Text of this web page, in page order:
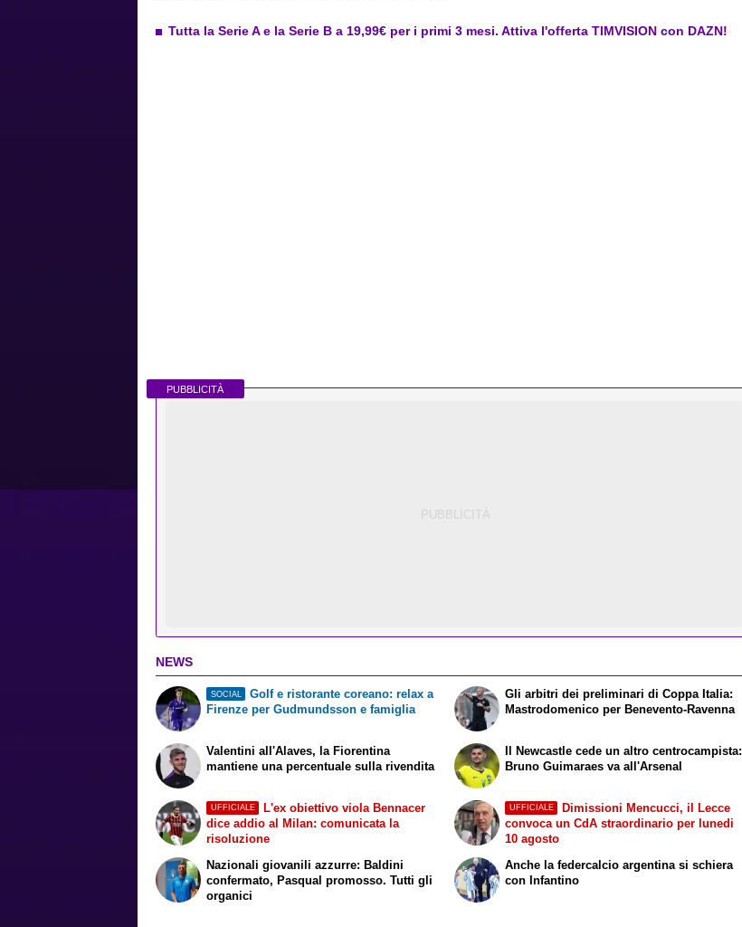
Tutta la Serie A e la Serie B a 19,99€ per i primi 3 mesi. Attiva l'offerta TIMVISION con DAZN!
PUBBLICITÀ
NEWS
SOCIAL
Golf e ristorante coreano: relax a
Firenze per Gudmundsson e famiglia
Valentini all'Alaves, la Fiorentina
mantiene una percentuale sulla rivendita
Gli arbitri dei preliminari di Coppa Italia:
Mastrodomenico per Benevento-Ravenna
Il Newcastle cede un altro centrocampista:
Bruno Guimaraes va all'Arsenal
UFFICIALE
L'ex obiettivo viola Bennacer
dice addio al Milan: comunicata la
risoluzione
Nazionali giovanili azzurre: Baldini
confermato, Pasqual promosso. Tutti gli
organici
UFFICIALE
Dimissioni Mencucci, il Lecce
convoca un CdA straordinario per lunedi
10 agosto
Anche la federcalcio argentina si schiera
con Infantino